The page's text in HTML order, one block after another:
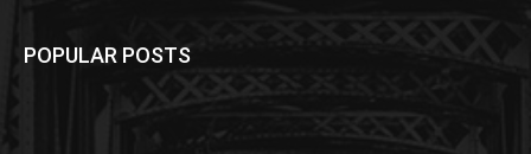
POPULAR POSTS